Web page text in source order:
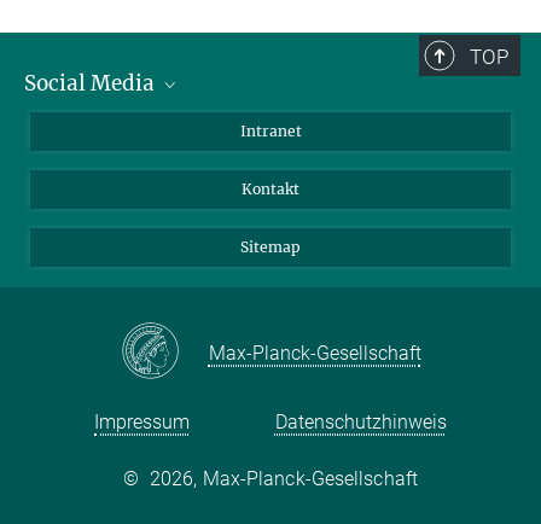
TOP
Social Media
LinkedIn
Intranet
Kontakt
Sitemap
Max-Planck-Gesellschaft
Impressum Datenschutzhinweis
© 2026, Max-Planck-Gesellschaft